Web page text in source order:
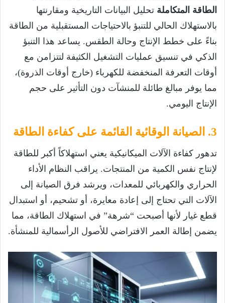
الطاقة المتكاملة تحليل البيانات التاريخية ومقارنتها
بالاستهلاك الحالي للتنبؤ بالاحتياجات المستقبلية من الطاقة
بناءً على خطط الإنتاج وحالة الطقس. يساعد هذا التنبؤ
الذكي في تنسيق عمليات التشغيل الكثيفة لتتزامن مع
أوقات التعرفة المنخفضة للكهرباء (خارج أوقات الذروة)،
مما يوفر مبالغ طائلة للمنشآت دون التأثير على حجم
الإنتاج اليومي.
3. الصيانة الوقائية القائمة على كفاءة الطاقة
تدهور كفاءة الآلات الميكانيكية يعني استهلاكاً أكبر للطاقة
لإنتاج نفس الكمية من المنتجات. يراقب النظام الأداء
الحراري والكهربائي للمعدات، ويرشد فرق الصيانة إلى
الآلات التي تحتاج إلى إعادة معايرة، أو تشحيم، أو استبدال
قطع غيار لأنها أصبحت “شرهة” في استهلاك الطاقة، مما
يضمن إطالة العمر الافتراضي للأصول الرأسمالية للمنشأة.